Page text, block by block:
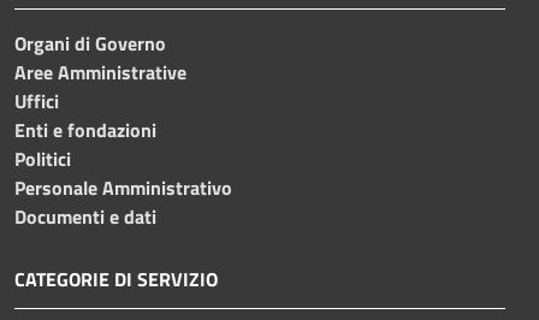
Organi di Governo
Aree Amministrative
Uffici
Enti e fondazioni
Politici
Personale Amministrativo
Documenti e dati
CATEGORIE DI SERVIZIO